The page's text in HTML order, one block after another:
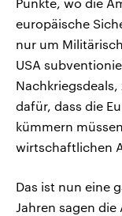
Punkte, wo die
europäische
nur um
USA
dafür, dass die
kümmern
wirtschaftlichen
Das ist nun eine
Jahren sagen die